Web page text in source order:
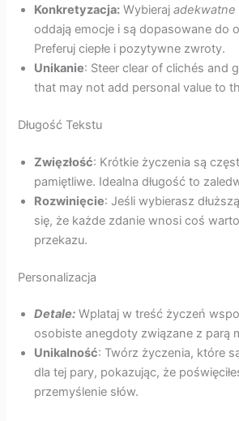
Konkretyzacja: Wybierajadekwatne
oddają emocje i są dopasowane do
Preferuj ciepłe i pozytywne zwroty.
Unikanie: Steer clear of clichés and
that may not add personal value to
Długość Tekstu
Zwięzłość: Krótkie życzenia są
pamiętliwe. Idealna długość to
Rozwinięcie: Jeśli wybierasz
się, że każde zdanie wnosi coś
przekazu.
Personalizacja
Detale: Wplataj w treść życzeń
osobiste anegdoty związane z parą
Unikalność: Twórz życzenia, które
dla tej pary, pokazując, że
przemyślenie słów.